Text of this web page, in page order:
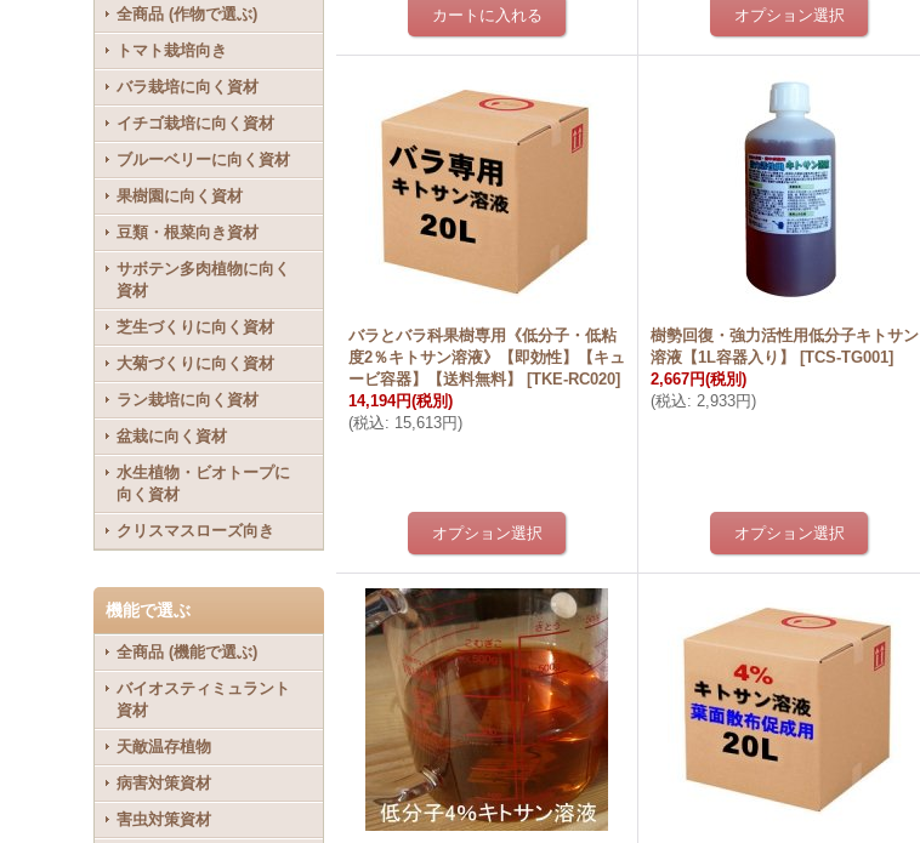
全商品 (作物で選ぶ)
トマト栽培向き
バラ栽培に向く資材
イチゴ栽培に向く資材
ブルーベリーに向く資材
果樹園に向く資材
豆類・根菜向き資材
サボテン多肉植物に向く
資材
芝生づくりに向く資材
大菊づくりに向く資材
ラン栽培に向く資材
盆栽に向く資材
水生植物・ビオトープに
向く資材
クリスマスローズ向き
機能で選ぶ
全商品 (機能で選ぶ)
バイオスティミュラント
資材
天敵温存植物
病害対策資材
害虫対策資材
バラとバラ科果樹専用《低分子・低粘
度2％キトサン溶液》【即効性】【キュ
ービ容器】【送料無料】
[TKE-RC020]
14,194円(税別)
(税込: 15,613円)
樹勢回復・強力活性用低分子キトサン
溶液【1L容器入り】
[TCS-TG001]
2,667円(税別)
(税込: 2,933円)